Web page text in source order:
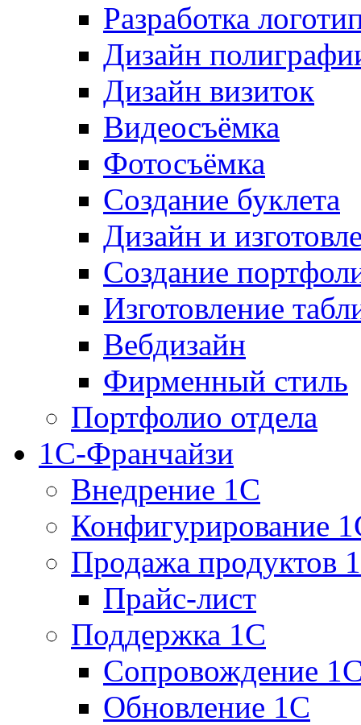
Разработка
Дизайн
Дизайн визиток
Видеосъёмка
Фотосъёмка
Создание буклета
Дизайн и
Создание
Изготовление
Вебдизайн
Фирменный стиль
Портфолио отдела
1С-Франчайзи
Внедрение 1С
Конфигурирование
Продажа продуктов
Прайс-лист
Поддержка 1С
Сопровождение
Обновление 1С